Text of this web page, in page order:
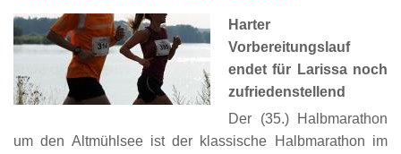
Harter
Vorbereitungslauf
endet für Larissa noch
zufriedenstellend
Der (35.) Halbmarathon
um den Altmühlsee ist der klassische Halbmarathon im